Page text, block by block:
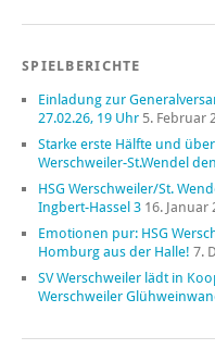
SPIELBERICHTE
Einladung zur
27.02.26, 19 Uhr 5. Februar
Starke erste Hälfte und
Werschweiler-St.Wendel
HSG Werschweiler/St.
Ingbert-Hassel 3 16. Januar
Emotionen pur: HSG
Homburg aus der Halle! 7.
SV Werschweiler lädt in
Werschweiler